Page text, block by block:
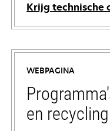
Krijg technische
opens
in
new
tab
WEBPAGINA
en